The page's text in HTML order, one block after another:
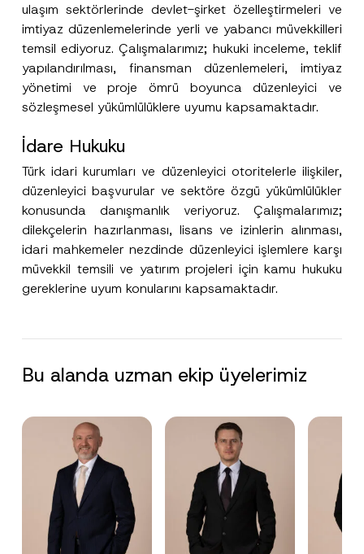
ulaşım sektörlerinde devlet-şirket özelleştirmeleri ve
imtiyaz düzenlemelerinde yerli ve yabancı müvekkilleri
temsil ediyoruz. Çalışmalarımız; hukuki inceleme, teklif
yapılandırılması, finansman düzenlemeleri, imtiyaz
yönetimi ve proje ömrü boyunca düzenleyici ve
sözleşmesel yükümlülüklere uyumu kapsamaktadır.
İdare Hukuku
Türk idari kurumları ve düzenleyici otoritelerle ilişkiler,
düzenleyici başvurular ve sektöre özgü yükümlülükler
konusunda danışmanlık veriyoruz. Çalışmalarımız;
dilekçelerin hazırlanması, lisans ve izinlerin alınması,
idari mahkemeler nezdinde düzenleyici işlemlere karşı
müvekkil temsili ve yatırım projeleri için kamu hukuku
gereklerine uyum konularını kapsamaktadır.
Bu alanda uzman ekip üyelerimiz
y
n
Pozisyon
E-Posta Adresi
Telefon Numarası
Konu *
r
c
N
o
c
Bu iletişim formu aracılığıyla sağlanan kişisel
verilerle ilgiliaydınlatma metnini okudum ve
p
o
metninde açıklanan şekilde kişisel verilerimin
GÖNDER